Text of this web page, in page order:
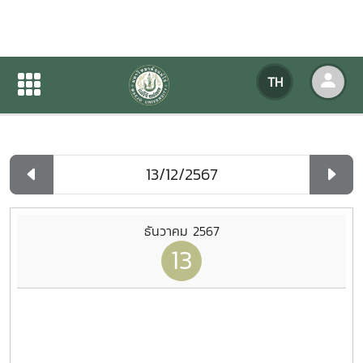
TH
ปฏิทินกิจกรรมของหน่วยงาน
ปฏิทินกิจกรรมของหน่วยงาน
ธันวาคม 2567
13